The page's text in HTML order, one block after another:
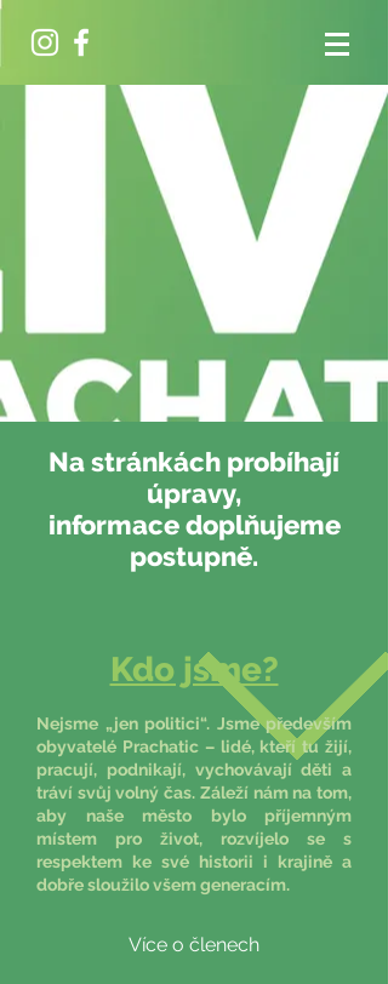
Na stránkách probíhají
úpravy,
informace doplňujeme
postupně.
Kdo jsme?
Nejsme „jen politici“. Jsme především
obyvatelé Prachatic – lidé, kteří tu žijí,
pracují, podnikají, vychovávají děti a
tráví svůj volný čas. Záleží nám na tom,
aby naše město bylo příjemným
místem pro život, rozvíjelo se s
respektem ke své historii i krajině a
dobře sloužilo všem generacím.
Více o členech